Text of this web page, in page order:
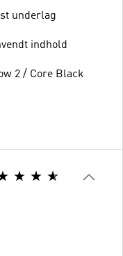
underlag
indhold
2 / Core Black